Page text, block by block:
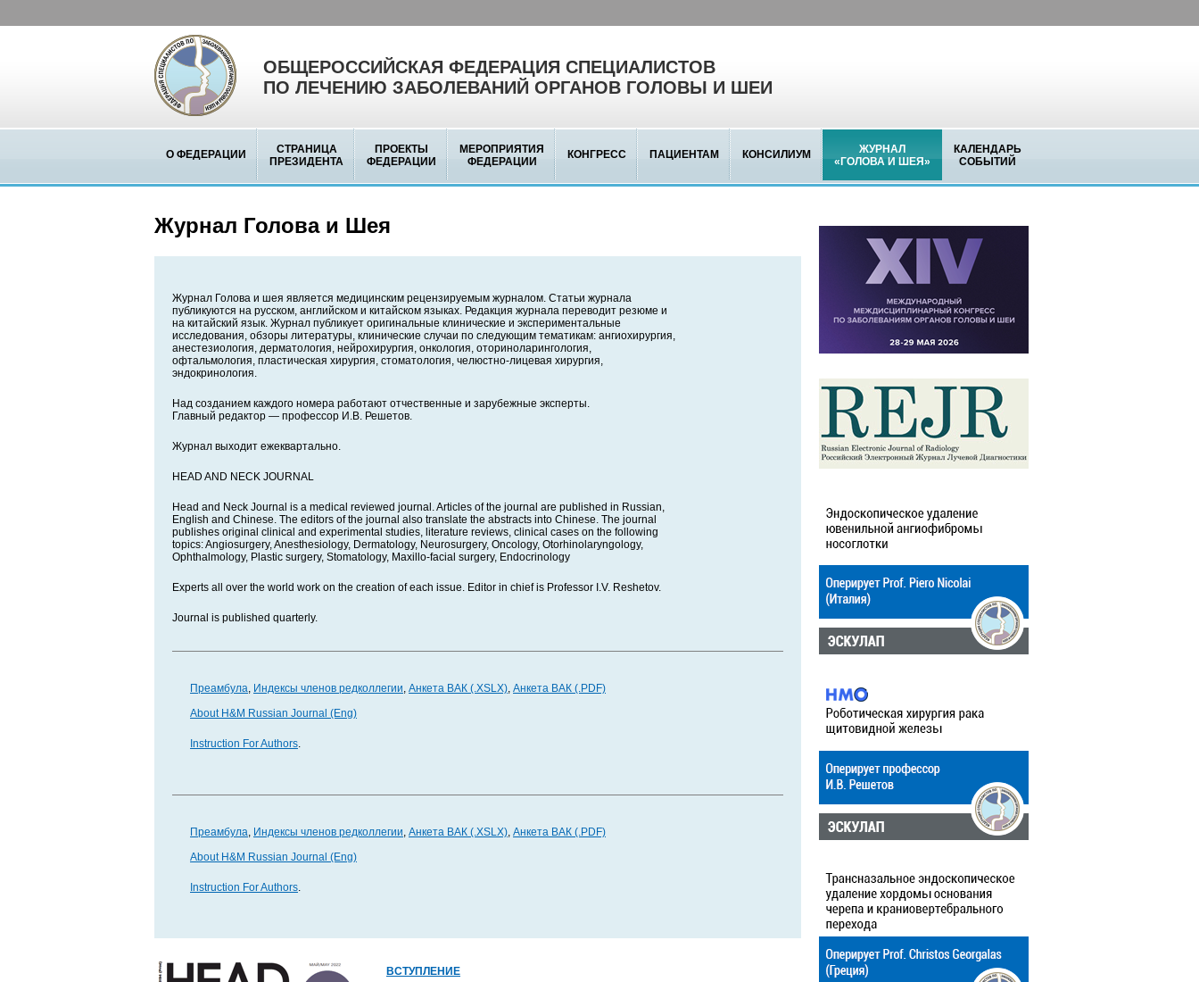
ОБЩЕРОССИЙСКАЯ ФЕДЕРАЦИЯ СПЕЦИАЛИСТОВ
ПО ЛЕЧЕНИЮ ЗАБОЛЕВАНИЙ ОРГАНОВ ГОЛОВЫ И ШЕИ
О ФЕДЕРАЦИИ
СТРАНИЦА
ПРЕЗИДЕНТА
ПРОЕКТЫ
ФЕДЕРАЦИИ
МЕРОПРИЯТИЯ
ФЕДЕРАЦИИ
КОНГРЕСС ПАЦИЕНТАМ КОНСИЛИУМ
ЖУРНАЛ
«ГОЛОВА И ШЕЯ»
КАЛЕНДАРЬ
СОБЫТИЙ
Журнал Голова и Шея
Журнал Голова и шея является медицинским рецензируемым журналом. Статьи журнала
публикуются на русском, английском и китайском языках. Редакция журнала переводит резюме и
на китайский язык. Журнал публикует оригинальные клинические и экспериментальные
исследования, обзоры литературы, клинические случаи по следующим тематикам: ангиохирургия,
анестезиология, дерматология, нейрохирургия, онкология, оториноларингология,
офтальмология, пластическая хирургия, стоматология, челюстно-лицевая хирургия,
эндокринология.
Над созданием каждого номера работают отчественные и зарубежные эксперты.
Главный редактор — профессор И.В. Решетов.
Журнал выходит ежеквартально.
HEAD AND NECK JOURNAL
Head and Neck Journal is a medical reviewed journal. Articles of the journal are published in Russian,
English and Chinese. The editors of the journal also translate the abstracts into Chinese. The journal
publishes original clinical and experimental studies, literature reviews, clinical cases on the following
topics: Angiosurgery, Anesthesiology, Dermatology, Neurosurgery, Oncology, Otorhinolaryngology,
Ophthalmology, Plastic surgery, Stomatology, Maxillo-facial surgery, Endocrinology
Experts all over the world work on the creation of each issue. Editor in chief is Professor I.V. Reshetov.
Journal is published quarterly.
Преамбула, Индексы членов редколлегии, Анкета ВАК (.XSLX), Анкета ВАК (.PDF)
About H&M Russian Journal (Eng)
Instruction For Authors.
Преамбула, Индексы членов редколлегии, Анкета ВАК (.XSLX), Анкета ВАК (.PDF)
About H&M Russian Journal (Eng)
Instruction For Authors.
ВСТУПЛЕНИЕ